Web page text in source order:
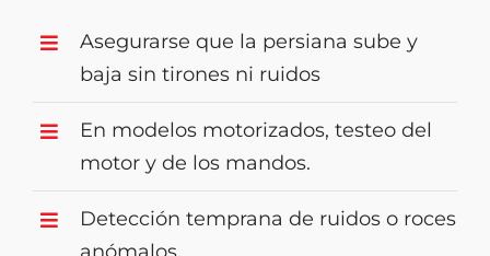
Asegurarse que la persiana sube y
baja sin tirones ni ruidos
En modelos motorizados, testeo del
motor y de los mandos.
Detección temprana de ruidos o roces